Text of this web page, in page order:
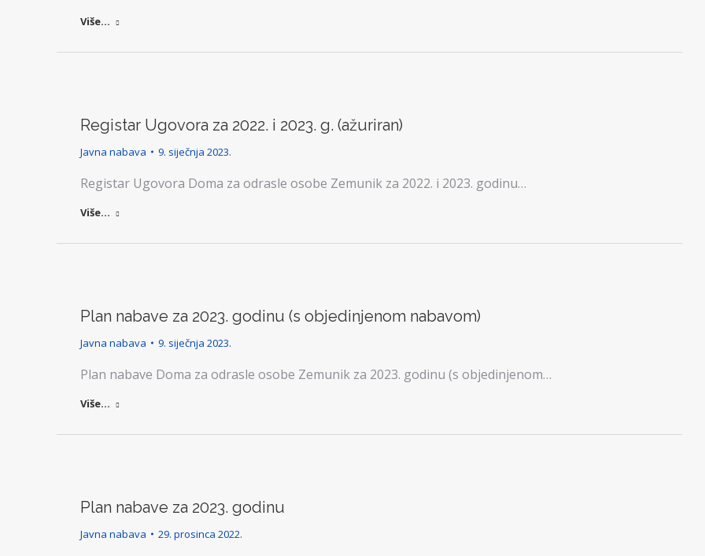
Više...
Registar Ugovora za 2022. i 2023. g. (ažuriran)
Javna nabava 9. siječnja 2023.
Registar Ugovora Doma za odrasle osobe Zemunik za 2022. i 2023. godinu…
Više...
Plan nabave za 2023. godinu (s objedinjenom nabavom)
Javna nabava 9. siječnja 2023.
Plan nabave Doma za odrasle osobe Zemunik za 2023. godinu (s objedinjenom…
Više...
Plan nabave za 2023. godinu
Javna nabava 29. prosinca 2022.